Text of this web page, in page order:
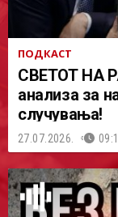
ПОДКАСТ
СВЕТОТ НА
анализа за
случувања!
27.07.2026.